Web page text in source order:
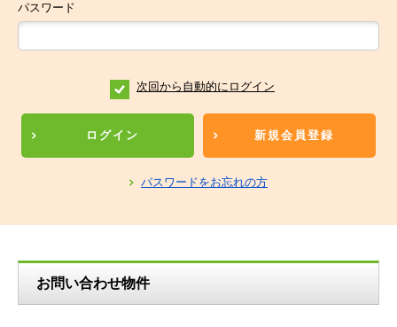
パスワード
次回から自動的にログイン
ログイン 新規会員登録
パスワードをお忘れの方
お問い合わせ物件